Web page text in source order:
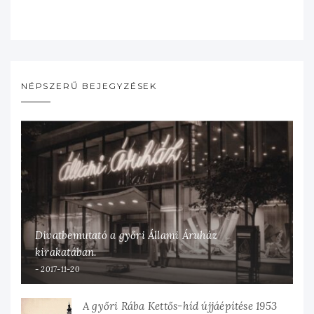
NÉPSZERŰ BEJEGYZÉSEK
Divatbemutató a győri Állami Áruház
kirakatában.
2017-11-20
A győri Rába Kettős-híd újjáépítése 1953